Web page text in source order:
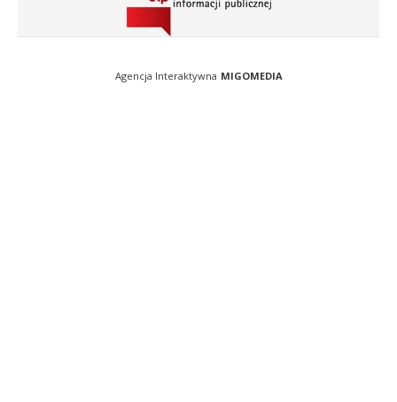
Agencja Interaktywna MIGOMEDIA